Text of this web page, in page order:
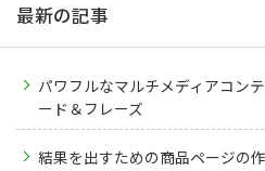
最新の記事
パワフルなマルチメディアコン
ード＆フレーズ
結果を出すための商品ページの